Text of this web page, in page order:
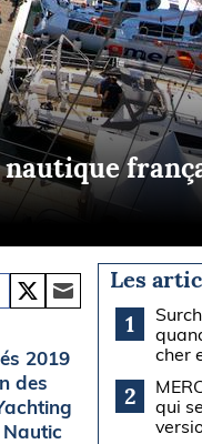
2019
des
Les
1
cher
2
qui